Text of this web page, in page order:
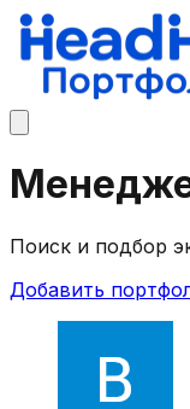
Поиск и подбор
Добавить